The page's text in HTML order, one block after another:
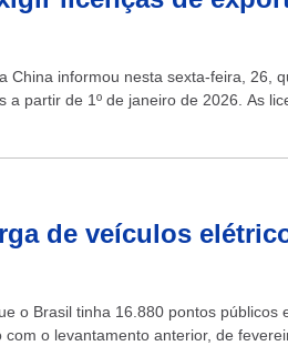
China informou nesta sexta-feira, 26,
partir de 1º de janeiro de 2026. As
de veículos
o Brasil tinha 16.880 pontos
o levantamento anterior, de